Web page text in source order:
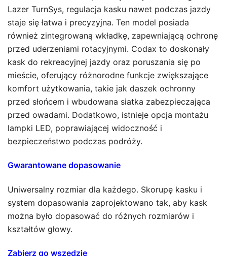
Lazer TurnSys, regulacja kasku nawet podczas jazdy
staje się łatwa i precyzyjna. Ten model posiada
również zintegrowaną wkładkę, zapewniającą ochronę
przed uderzeniami rotacyjnymi. Codax to doskonały
kask do rekreacyjnej jazdy oraz poruszania się po
mieście, oferujący różnorodne funkcje zwiększające
komfort użytkowania, takie jak daszek ochronny
przed słońcem i wbudowana siatka zabezpieczająca
przed owadami. Dodatkowo, istnieje opcja montażu
lampki LED, poprawiającej widoczność i
bezpieczeństwo podczas podróży.
Gwarantowane dopasowanie
Uniwersalny rozmiar dla każdego. Skorupę kasku i
system dopasowania zaprojektowano tak, aby kask
można było dopasować do różnych rozmiarów i
kształtów głowy.
Zabierz go wszędzie